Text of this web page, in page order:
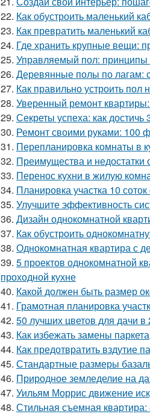
22. Как обустроить маленький
23. Как превратить маленький
24. Где хранить крупные вещи:
25. Управляемый пол: принципы
26. Деревянные полы по лагам:
27. Как правильно устроить
28. Уверенный ремонт
29. Секреты успеха: как достичь
30. Ремонт своими руками: 100
31. Перепланировка комнаты в
32. Преимущества и недостатки
33. Перенос кухни в жилую
34. Планировка участка 10
35. Улучшите эффективность
36. Дизайн однокомнатной
37. Как обустроить
38. Однокомнатная квартира с
39. 5 проектов однокомнатной
проходной кухне
40. Какой должен быть размер
41. Грамотная планировка
42. 50 лучших цветов для дачи
43. Как избежать замены
44. Как предотвратить вздутие
45. Стандартные размеры
46. Природное земледелие на
47. Уильям Моррис движение
48. Стильная съемная квартира: